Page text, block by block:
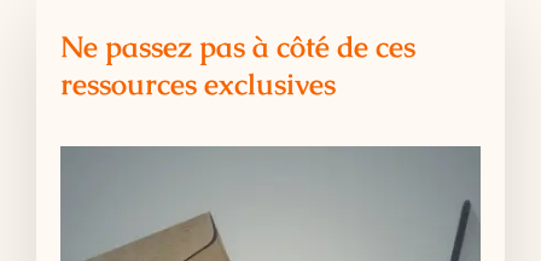
Ne passez pas à côté de ces
ressources exclusives